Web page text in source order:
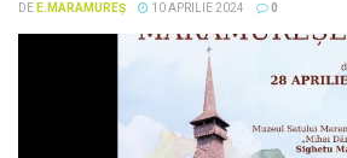
DE E.MARAMUREȘ 10 APRILIE 2024 0